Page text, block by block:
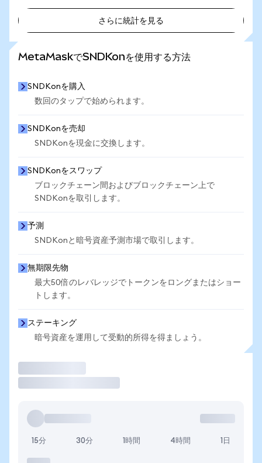
さらに統計を見る
MetaMaskでSNDKonを使用する方法
SNDKonを購入
数回のタップで始められます。
SNDKonを売却
SNDKonを現金に交換します。
SNDKonをスワップ
ブロックチェーン間およびブロックチェーン上で
SNDKonを取引します。
予測
SNDKonと暗号資産予測市場で取引します。
無期限先物
最大50倍のレバレッジでトークンをロングまたはショー
トします。
ステーキング
暗号資産を運用して受動的所得を得ましょう。
15分 30分 1時間 4時間 1日